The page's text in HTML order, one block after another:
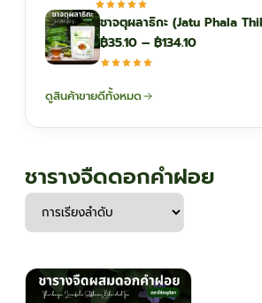
฿40.50
through
ชาจตุผลาธิกะ (Jatu Phala
฿35.10 – ฿134.10Price
ดูสินค้าขายดีทั้งหมด
ชารางจืดดอกคำฝอย